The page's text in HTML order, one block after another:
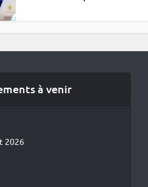
à venir
2026